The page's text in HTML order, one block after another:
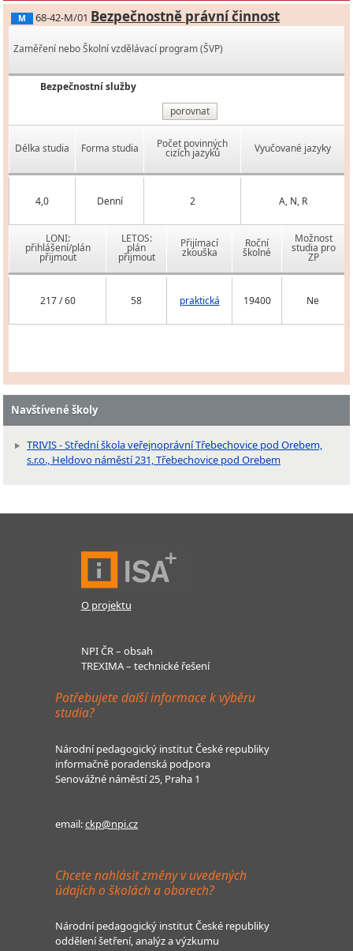
M 68-42-M/01 Bezpečnostně právní činnost
Zaměření nebo Školní vzdělávací program (ŠVP)
Bezpečnostní služby
porovnat
Délka studia Forma studia Počet povinných
cizích jazyků Vyučované jazyky
4,0 Denní 2 A, N, R
LONI:
přihlášení/plán
přijmout
LETOS:
plán
přijmout
Přijímací
zkouška
Roční
školné
Možnost
studia pro
ZP
217 / 60 58 praktická 19400 Ne
Navštívené školy
TRIVIS - Střední škola veřejnoprávní Třebechovice pod Orebem,
s.r.o., Heldovo náměstí 231, Třebechovice pod Orebem
O projektu
NPI ČR – obsah
TREXIMA – technické řešení
Potřebujete další informace k výběru
studia?
Národní pedagogický institut České republiky
informačně poradenská podpora
Senovážné náměstí 25, Praha 1
email:ckp@npi.cz
Chcete nahlásit změny v uvedených
údajích o školách a oborech?
Národní pedagogický institut České republiky
oddělení šetření, analýz a výzkumu